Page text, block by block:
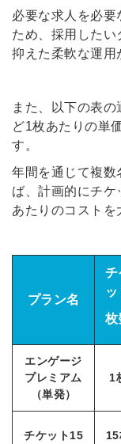
必要な求人を必要
ため、採用したい
抑えた柔軟な運用
また、以下の表
ど1枚あたりの単
す。
年間を通じて複数
ば、計画的にチケ
あたりのコストを
プラン名
チ
ッ
枚
エンゲージ
プレミアム
（単発）
1
チケット15